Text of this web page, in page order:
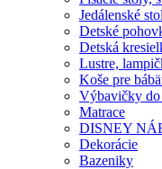
Jedálenské
Detské
Detská
Lustre,
Koše pre
Výbavičky
Matrace
DISNEY
Dekorácie
Bazeniky